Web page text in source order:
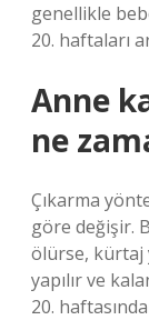
genellikle
20. haftaları
Anne
ne
Çıkarma
göre değişir.
ölürse, kürtaj
yapılır ve
20.